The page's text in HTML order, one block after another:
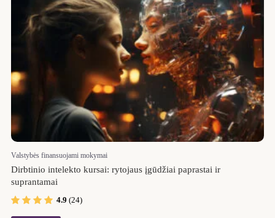
Valstybės finansuojami mokymai
Dirbtinio intelekto kursai: rytojaus įgūdžiai paprastai ir
suprantamai
4.9 (24)